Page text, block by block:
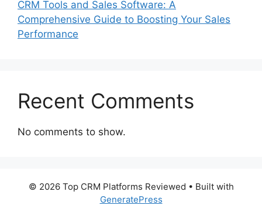
CRM Tools and Sales Software: A
Comprehensive Guide to Boosting Your Sales
Performance
Recent Comments
No comments to show.
© 2026 Top CRM Platforms Reviewed • Built with
GeneratePress